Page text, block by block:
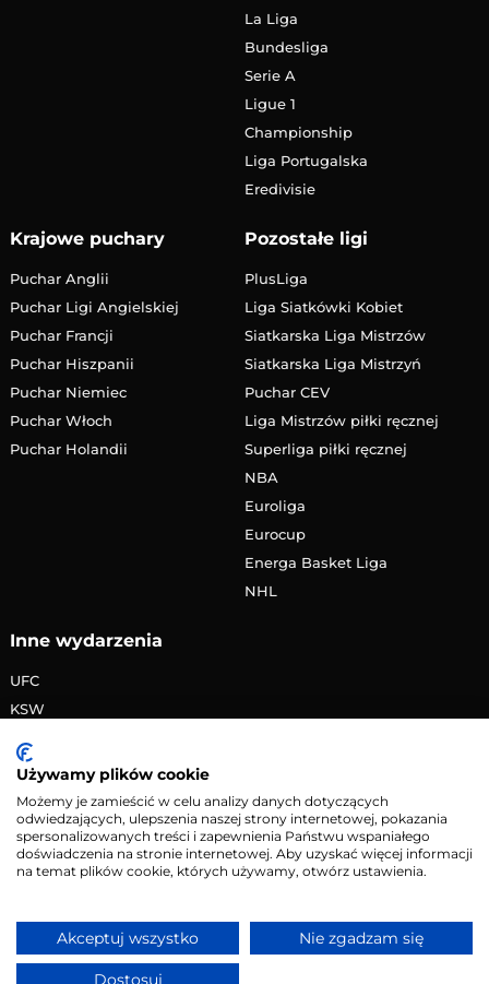
La Liga
Bundesliga
Serie A
Ligue 1
Championship
Liga Portugalska
Eredivisie
Krajowe puchary
Puchar Anglii
Puchar Ligi Angielskiej
Puchar Francji
Puchar Hiszpanii
Puchar Niemiec
Puchar Włoch
Puchar Holandii
Pozostałe ligi
PlusLiga
Liga Siatkówki Kobiet
Siatkarska Liga Mistrzów
Siatkarska Liga Mistrzyń
Puchar CEV
Liga Mistrzów piłki ręcznej
Superliga piłki ręcznej
NBA
Euroliga
Eurocup
Energa Basket Liga
NHL
Inne wydarzenia
UFC
KSW
PRIME MMA
Żużlowa Ekstraliga
Speedway Grand Prix
Skoki narciarskie
Kontakt•Reklama• Polityka prywatności
Używamy plików cookie
Możemy je zamieścić w celu analizy danych dotyczących
odwiedzających, ulepszenia naszej strony internetowej, pokazania
spersonalizowanych treści i zapewnienia Państwu wspaniałego
doświadczenia na stronie internetowej. Aby uzyskać więcej informacji
na temat plików cookie, których używamy, otwórz ustawienia.
Akceptuj wszystko Nie zgadzam się
Dostosuj